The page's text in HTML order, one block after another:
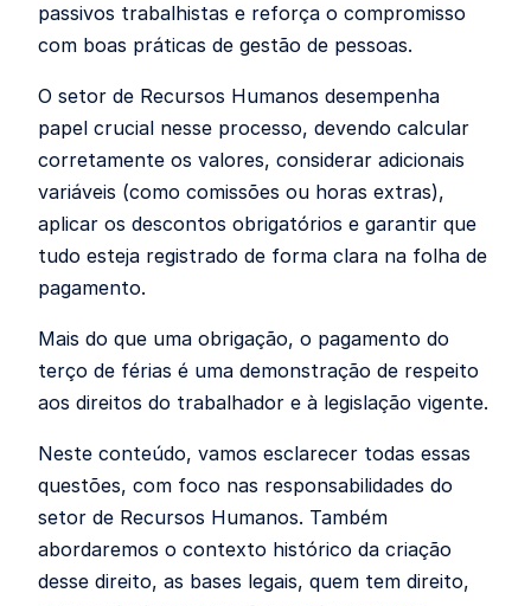
passivos trabalhistas e reforça o compromisso
com boas práticas de gestão de pessoas.
O setor de Recursos Humanos desempenha
papel crucial nesse processo, devendo calcular
corretamente os valores, considerar adicionais
variáveis (como comissões ou horas extras),
aplicar os descontos obrigatórios e garantir que
tudo esteja registrado de forma clara na folha de
pagamento.
Mais do que uma obrigação, o pagamento do
terço de férias é uma demonstração de respeito
aos direitos do trabalhador e à legislação vigente.
Neste conteúdo, vamos esclarecer todas essas
questões, com foco nas responsabilidades do
setor de Recursos Humanos. Também
abordaremos o contexto histórico da criação
desse direito, as bases legais, quem tem direito,